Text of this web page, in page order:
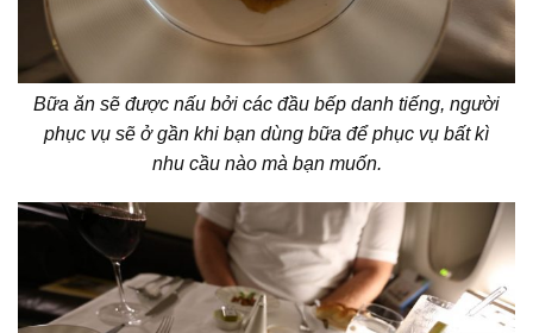
Bữa ăn sẽ được nấu bởi các đầu bếp danh tiếng, người
phục vụ sẽ ở gần khi bạn dùng bữa để phục vụ bất kì
nhu cầu nào mà bạn muốn.